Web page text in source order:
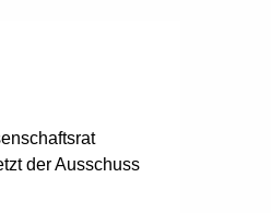
der Ausschuss